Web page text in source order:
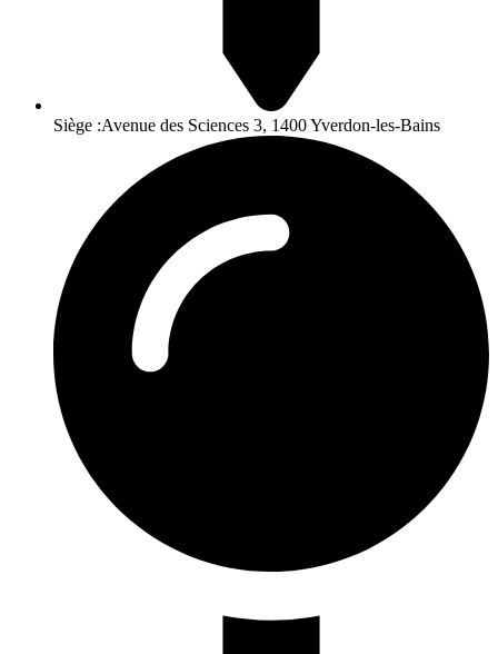
Siège :Avenue des Sciences 3, 1400 Yverdon-les-Bains